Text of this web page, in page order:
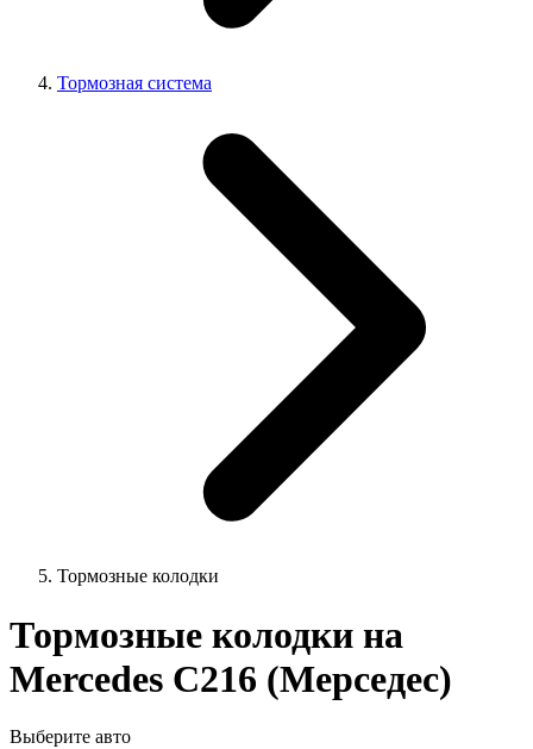
Тормозная система
Тормозные колодки
Тормозные колодки на
Mercedes C216 (Мерседес)
Выберите авто